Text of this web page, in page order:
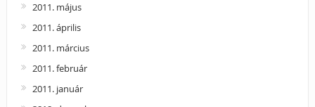
2011. május
2011. április
2011. március
2011. február
2011. január